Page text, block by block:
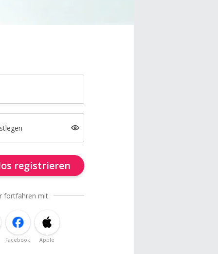
registrieren
fortfahren mit
Facebook Apple